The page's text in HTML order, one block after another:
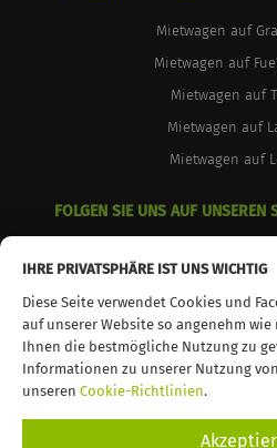
IHRE PRIVATSPHÄRE IST UNS WICHTIG
Diese Seite verwendet Cookies und
auf unserer Website so angenehm
Ihnen die bestmögliche Nutzung zu
Informationen zu unserer Nutzung
unseren Cookie-Richtlinien.
Mietwagen auf
Mietwagen auf
Mietwagen auf
Mietwagen auf
Mietwagen auf
FOLGEN SIE UNS AUF UNSEREN
© 2026 TopCar. Alle